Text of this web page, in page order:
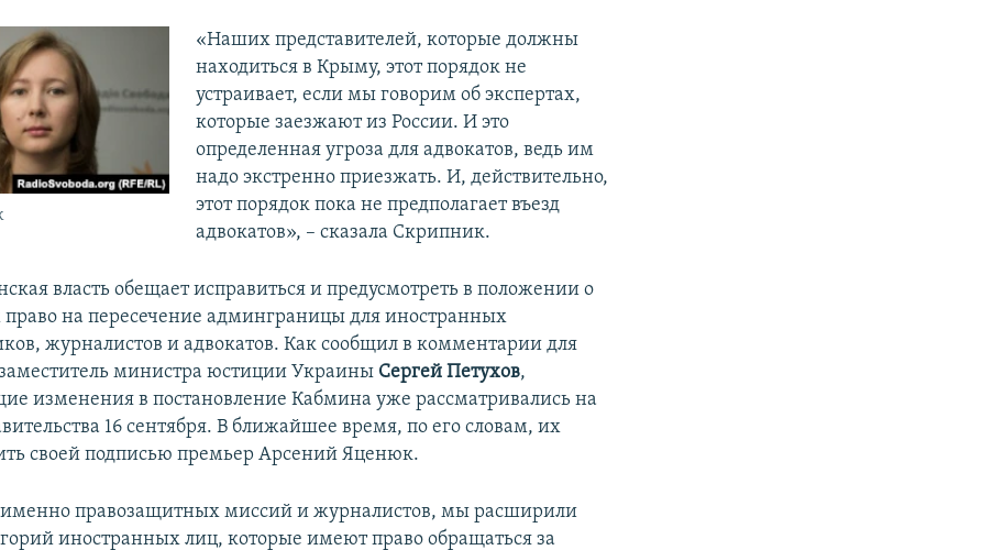
«Наших представителей, которые должны
находиться в Крыму, этот порядок не
устраивает, если мы говорим об экспертах,
которые заезжают из России. И это
определенная угроза для адвокатов, ведь им
надо экстренно приезжать. И, действительно,
этот порядок пока не предполагает въезд
адвокатов», – сказала Скрипник.
власть обещает исправиться и предусмотреть в положении о
право на пересечение админграницы для иностранных
журналистов и адвокатов. Как сообщил в комментарии для
министра юстиции Украины Сергей Петухов,
изменения в постановление Кабмина уже рассматривались на
16 сентября. В ближайшее время, по его словам, их
своей подписью премьер Арсений Яценюк.
именно правозащитных миссий и журналистов, мы расширили
иностранных лиц, которые имеют право обращаться за